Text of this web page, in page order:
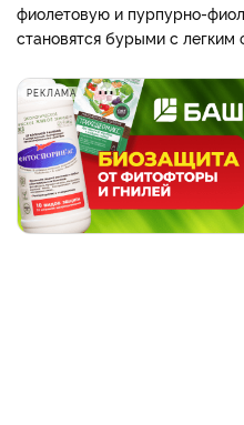
фиолетовую и пурпурно-
становятся бурыми с легким
РЕКЛАМА